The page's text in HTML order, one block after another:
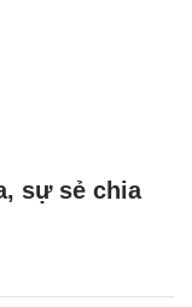
sự sẻ chia